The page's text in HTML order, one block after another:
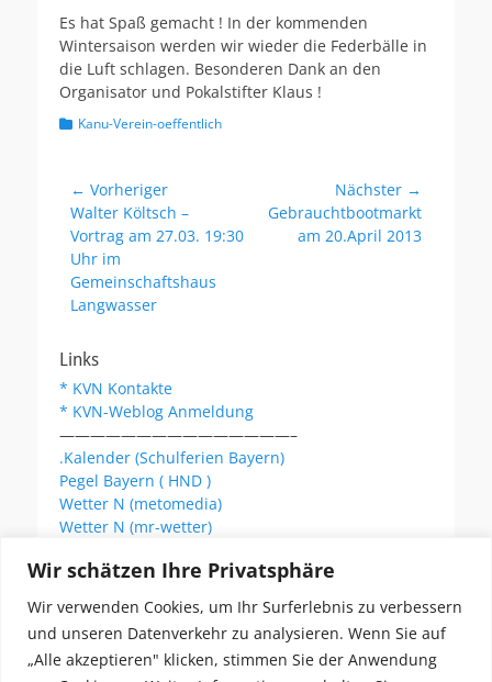
Wir schätzen Ihre Privatsphäre
Wir verwenden Cookies, um Ihr Surferlebnis zu verbessern
und unseren Datenverkehr zu analysieren. Wenn Sie auf
„Alle akzeptieren" klicken, stimmen Sie der Anwendung
Es hat Spaß gemacht ! In der kommenden
Wintersaison werden wir wieder die Federbälle in
die Luft schlagen. Besonderen Dank an den
Organisator und Pokalstifter Klaus !
Kategorien
Kanu-Verein-oeffentlich
Beitragsnavigation
← Vorheriger
Vorheriger
Beitrag:
Walter Költsch –
Vortrag am 27.03. 19:30
Uhr im
Gemeinschaftshaus
Langwasser
Nächster →
Nächster
Beitrag:
Gebrauchtbootmarkt
am 20.April 2013
Links
* KVN Kontakte
* KVN-Weblog Anmeldung
———————————————–
.Kalender (Schulferien Bayern)
Pegel Bayern ( HND )
Wetter N (metomedia)
Wetter N (mr-wetter)
KVN Newsletter
Your email: